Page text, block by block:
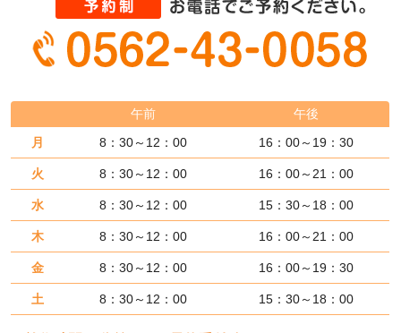
午前
午後
月
8：30～12：00 16：00～19：30
火 8：30～12：00 16：00～21：00
水 8：30～12：00 15：30～18：00
木 8：30～12：00 16：00～21：00
金 8：30～12：00 16：00～19：30
土 8：30～12：00 15：30～18：00